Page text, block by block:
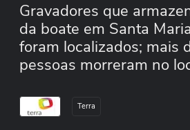
Gravadores que
da boate em Santa
foram localizados; mais
pessoas morreram no
Terra